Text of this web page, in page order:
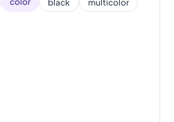
black multicolor